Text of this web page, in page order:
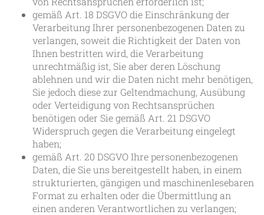
gemäß Art. 18 DSGVO die Einschränkung der
Verarbeitung Ihrer personenbezogenen Daten zu
verlangen, soweit die Richtigkeit der Daten von
Ihnen bestritten wird, die Verarbeitung
unrechtmäßig ist, Sie aber deren Löschung
ablehnen und wir die Daten nicht mehr benötigen,
Sie jedoch diese zur Geltendmachung, Ausübung
oder Verteidigung von Rechtsansprüchen
benötigen oder Sie gemäß Art. 21 DSGVO
Widerspruch gegen die Verarbeitung eingelegt
haben;
gemäß Art. 20 DSGVO Ihre personenbezogenen
Daten, die Sie uns bereitgestellt haben, in einem
strukturierten, gängigen und maschinenlesebaren
Format zu erhalten oder die Übermittlung an
einen anderen Verantwortlichen zu verlangen;